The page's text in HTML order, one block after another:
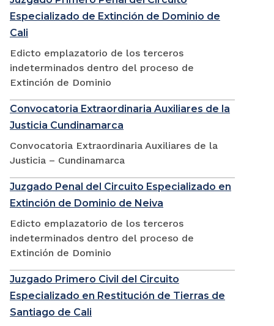
Especializado de Extinción de Dominio de
Cali
Edicto emplazatorio de los terceros
indeterminados dentro del proceso de
Extinción de Dominio
Convocatoria Extraordinaria Auxiliares de la
Justicia Cundinamarca
Convocatoria Extraordinaria Auxiliares de la
Justicia – Cundinamarca
Juzgado Penal del Circuito Especializado en
Extinción de Dominio de Neiva
Edicto emplazatorio de los terceros
indeterminados dentro del proceso de
Extinción de Dominio
Juzgado Primero Civil del Circuito
Especializado en Restitución de Tierras de
Santiago de Cali